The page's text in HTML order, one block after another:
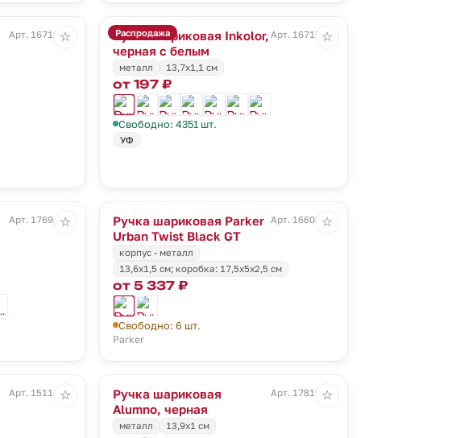
Арт. 16710.40
☆ Распродажа
Ручка шариковая Inkolor,
черная с белым
Арт. 16715.60
металл 13,7х1,1 см
от 197 ₽
Свободно: 4351 шт.
УФ
☆
Арт. 17694.60
☆
Ручка шариковая Parker
Urban Twist Black GT
Арт. 16608.30
корпус - металл
13,6х1,5 см; коробка: 17,5х5х2,5 см
от 5 337 ₽
Свободно: 6 шт.
Parker
☆
Арт. 15111.44
☆
Ручка шариковая
Alumno, черная
Арт. 17819.30
металл 13,9х1 см
☆